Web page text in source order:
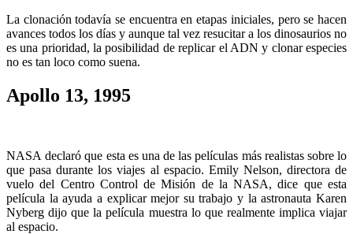
La clonación todavía se encuentra en etapas iniciales, pero se hacen
avances todos los días y aunque tal vez resucitar a los dinosaurios no
es una prioridad, la posibilidad de replicar el ADN y clonar especies
no es tan loco como suena.
Apollo 13, 1995
NASA declaró que esta es una de las películas más realistas sobre lo
que pasa durante los viajes al espacio. Emily Nelson, directora de
vuelo del Centro Control de Misión de la NASA, dice que esta
película la ayuda a explicar mejor su trabajo y la astronauta Karen
Nyberg dijo que la película muestra lo que realmente implica viajar
al espacio.